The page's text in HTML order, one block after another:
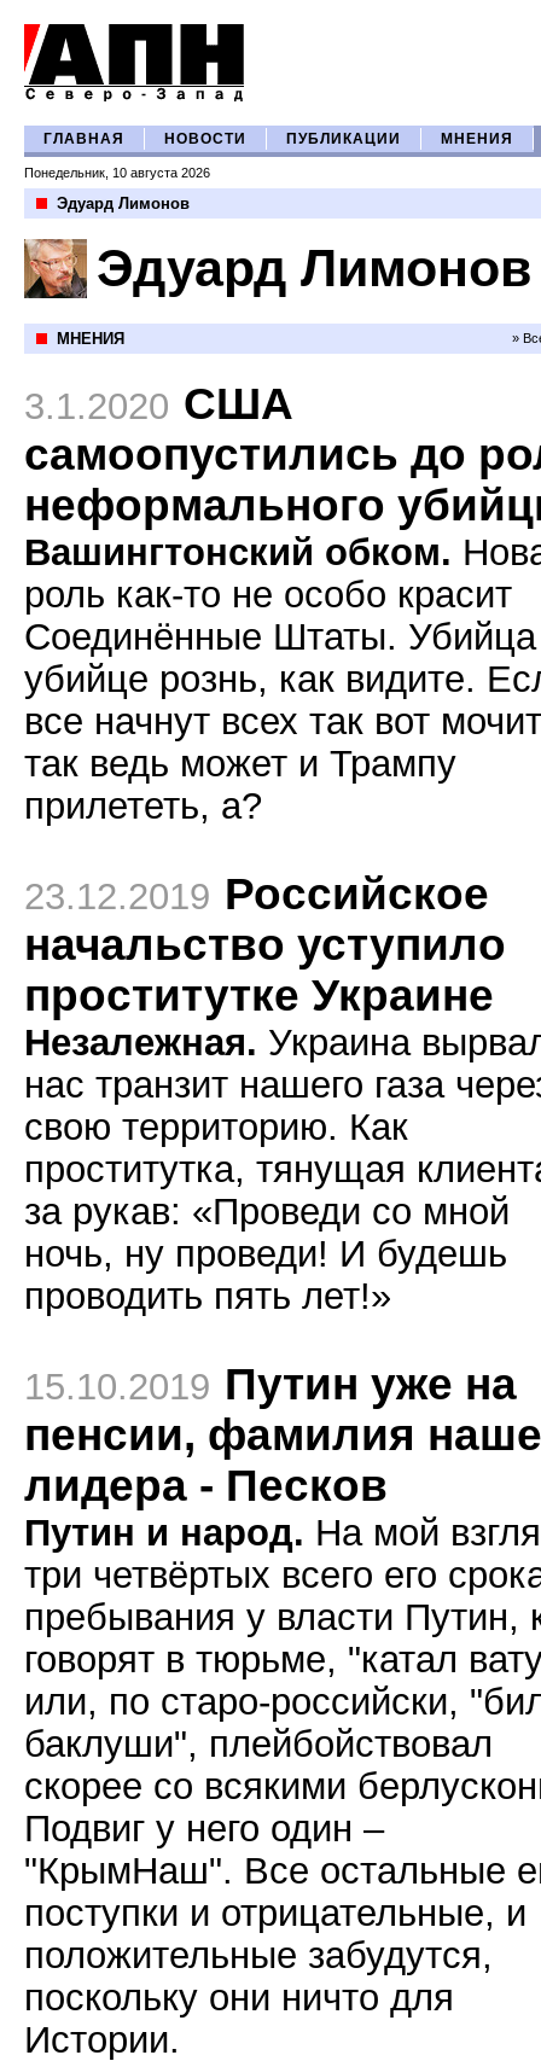
ГЛАВНАЯ НОВОСТИ ПУБЛИКАЦИИ МНЕНИЯ
Понедельник, 10 августа 2026
Эдуард Лимонов
Эдуард Лимонов
МНЕНИЯ »
3.1.2020 США
самоопустились до
неформального
Вашингтонский обком.
роль как-то не особо красит
Соединённые Штаты. Убийца
убийце рознь, как видите.
все начнут всех так вот
так ведь может и Трампу
прилететь, а?
23.12.2019 Российское
начальство уступило
проститутке Украине
Незалежная. Украина
нас транзит нашего газа
свою территорию. Как
проститутка, тянущая
за рукав: «Проведи со мной
ночь, ну проведи! И будешь
проводить пять лет!»
15.10.2019 Путин уже на
пенсии, фамилия
лидера - Песков
Путин и народ. На мой
три четвёртых всего его
пребывания у власти Путин,
говорят в тюрьме, "катал
или, по старо-российски,
баклуши", плейбойствовал
скорее со всякими
Подвиг у него один –
"КрымНаш". Все остальные
поступки и отрицательные, и
положительные забудутся,
поскольку они ничто для
Истории.